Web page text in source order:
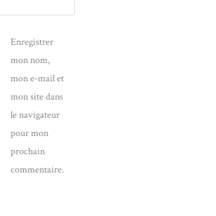
Enregistrer
mon nom,
mon e-mail et
mon site dans
le navigateur
pour mon
prochain
commentaire.